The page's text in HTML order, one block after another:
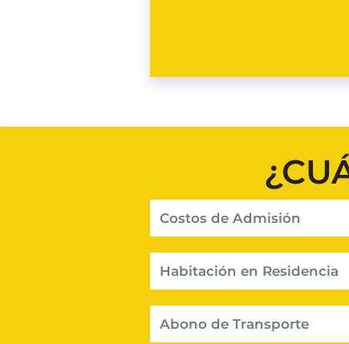
Costos de Admisión
Habitación en Residencia
Abono de Transporte